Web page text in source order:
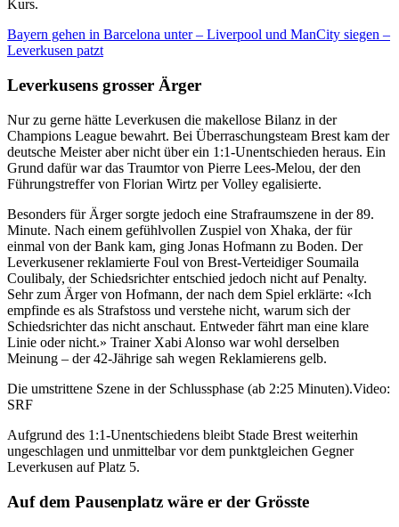
Kurs.
Bayern gehen in Barcelona unter – Liverpool und ManCity siegen –
Leverkusen patzt
Leverkusens grosser Ärger
Nur zu gerne hätte Leverkusen die makellose Bilanz in der
Champions League bewahrt. Bei Überraschungsteam Brest kam der
deutsche Meister aber nicht über ein 1:1-Unentschieden heraus. Ein
Grund dafür war das Traumtor von Pierre Lees-Melou, der den
Führungstreffer von Florian Wirtz per Volley egalisierte.
Besonders für Ärger sorgte jedoch eine Strafraumszene in der 89.
Minute. Nach einem gefühlvollen Zuspiel von Xhaka, der für
einmal von der Bank kam, ging Jonas Hofmann zu Boden. Der
Leverkusener reklamierte Foul von Brest-Verteidiger Soumaila
Coulibaly, der Schiedsrichter entschied jedoch nicht auf Penalty.
Sehr zum Ärger von Hofmann, der nach dem Spiel erklärte: «Ich
empfinde es als Strafstoss und verstehe nicht, warum sich der
Schiedsrichter das nicht anschaut. Entweder fährt man eine klare
Linie oder nicht.» Trainer Xabi Alonso war wohl derselben
Meinung – der 42-Jährige sah wegen Reklamierens gelb.
Die umstrittene Szene in der Schlussphase (ab 2:25 Minuten).Video:
SRF
Aufgrund des 1:1-Unentschiedens bleibt Stade Brest weiterhin
ungeschlagen und unmittelbar vor dem punktgleichen Gegner
Leverkusen auf Platz 5.
Auf dem Pausenplatz wäre er der Grösste